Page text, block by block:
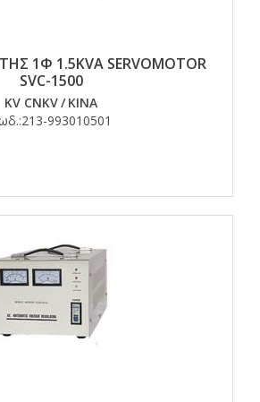
1Φ 1.5KVA SERVOMOTOR
SVC-1500
KV CNKV/ ΚΙΝΑ
213-993010501